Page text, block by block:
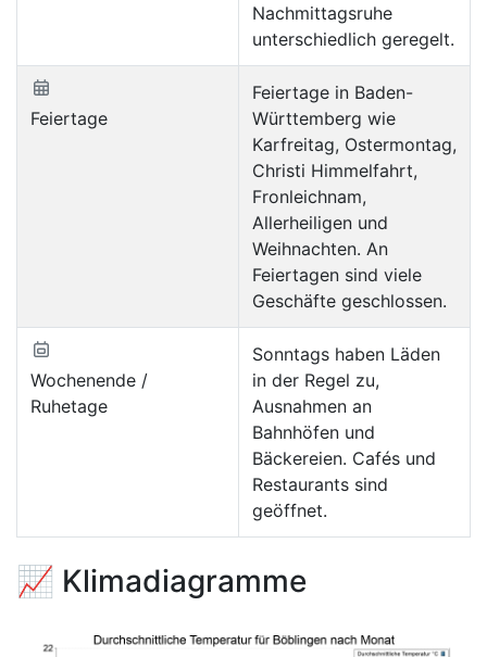
Nachmittagsruhe
unterschiedlich geregelt.
Feiertage
Feiertage in Baden-
Württemberg wie
Karfreitag, Ostermontag,
Christi Himmelfahrt,
Fronleichnam,
Allerheiligen und
Weihnachten. An
Feiertagen sind viele
Geschäfte geschlossen.
Wochenende /
Ruhetage
Sonntags haben Läden
in der Regel zu,
Ausnahmen an
Bahnhöfen und
Bäckereien. Cafés und
Restaurants sind
geöffnet.
📈 Klimadiagramme